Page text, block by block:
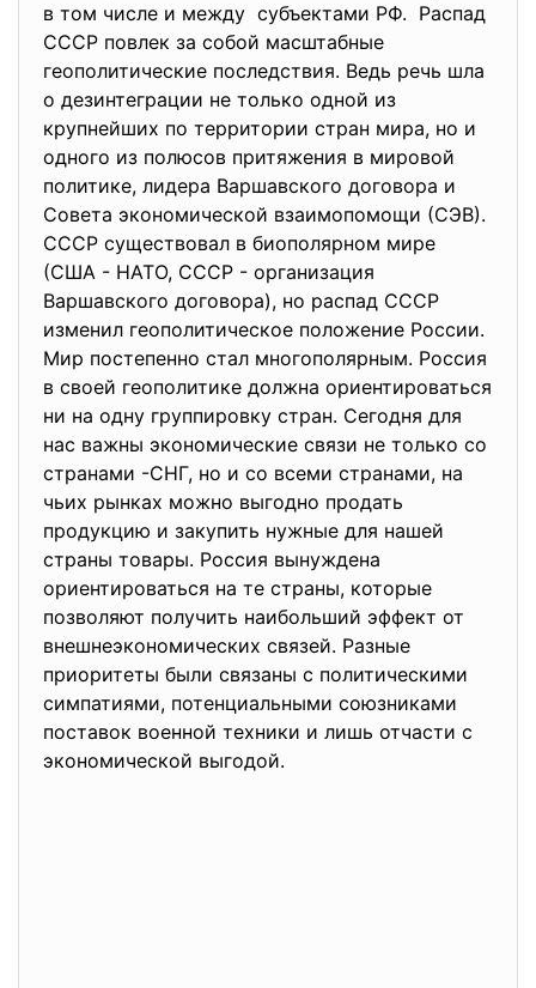
в том числе и между субъектами РФ. Распад
СССР повлек за собой масштабные
геополитические последствия. Ведь речь шла
о дезинтеграции не только одной из
крупнейших по территории стран мира, но и
одного из полюсов притяжения в мировой
политике, лидера Варшавского договора и
Совета экономической взаимопомощи (СЭВ).
СССР существовал в биополярном мире
(США - НАТО, СССР - организация
Варшавского договора), но распад СССР
изменил геополитическое положение России.
Мир постепенно стал многополярным. Россия
в своей геополитике должна ориентироваться
ни на одну группировку стран. Сегодня для
нас важны экономические связи не только со
странами -СНГ, но и со всеми странами, на
чьих рынках можно выгодно продать
продукцию и закупить нужные для нашей
страны товары. Россия вынуждена
ориентироваться на те страны, которые
позволяют получить наибольший эффект от
внешнеэкономических связей. Разные
приоритеты были связаны с политическими
симпатиями, потенциальными союзниками
поставок военной техники и лишь отчасти с
экономической выгодой.